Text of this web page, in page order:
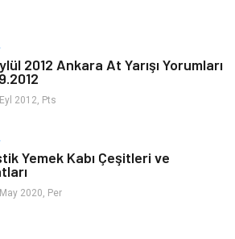
2012 Ankara At Yarışı Yorumları
2012, Pts
Yemek Kabı Çeşitleri ve
2020, Per